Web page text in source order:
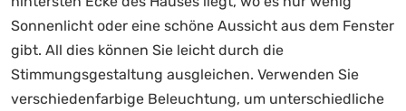
Sonnenlicht oder eine schöne Aussicht aus dem Fenster
gibt. All dies können Sie leicht durch die
Stimmungsgestaltung ausgleichen. Verwenden Sie
verschiedenfarbige Beleuchtung, um unterschiedliche